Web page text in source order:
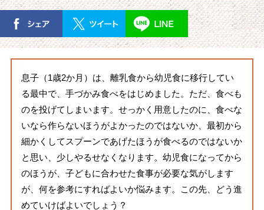
息子（1歳2か月）は、離乳食から幼児食に移行してい
る最中で、手づかみ食べをはじめました。ただ、食べも
のを投げてしまいます。せっかく用意したのに、食べな
いなら作らないほうがよかったのではないか、最初から
細かくしてスプーンであげたほうが食べるのではないか
と思い、少しやるせなくなります。幼児食になってから
のほうが、子どもに合わせた食事が必要な気がします
が、何を参考にすればよいか悩みます。この先、どう進
めていけばよいでしょう？